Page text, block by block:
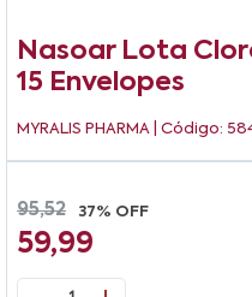
Nasoar Lota
15 Envelopes
MYRALIS PHARMA | Código:
95,52 37% OFF
59,99